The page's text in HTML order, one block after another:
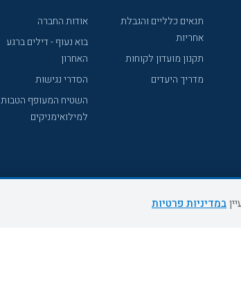
תנאים כלליים והגבלת
אחריות
תקנון מועדון לקוחות
מדריך היעדים
אודות החברה
בוא נעוף - דילים ברגע
האחרון
הסדרי נגישות
השטיח המעופף הטבות
למילואימניקים
במדיניות פרטיות